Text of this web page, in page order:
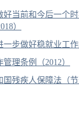
好当前和今后一个
）
一步做好稳就业工作
理条例（2012）
国残疾人保障法（